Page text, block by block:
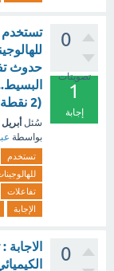
0
تصويتات
1
إجابة
تستخدم
حدوث
(2 نقطة) ؟ - مع الشرح
سُئل أبريل 19
بواسطة
تستخدم
تفاعلات
الإجابة
0